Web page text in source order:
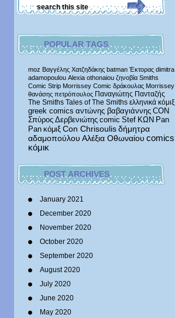
POPULAR TAGS
moz Βαγγέλης Χατζηδάκης batman Έκτορας dimitra
adamopoulou Alexia othonaiou ζηνοβία Smiths
Comic Strip Morrissey Comic δράκουλας Morrissey
θανάσης πετρόπουλος Παναγιώτης Πανταζής
The Smiths Tales of The Smiths ελληνικά κόμιξ
greek comics αντώνης βαβαγιάννης CON
Σπύρος Δερβενιώτης comic Stef ΚΩΝ Pan
Pan κόμιξ Con Chrisoulis δήμητρα
αδαμοπούλου Αλέξια Οθωναίου comics
κόμικ
POST ARCHIVES
January 2021
December 2020
November 2020
October 2020
September 2020
August 2020
July 2020
June 2020
May 2020